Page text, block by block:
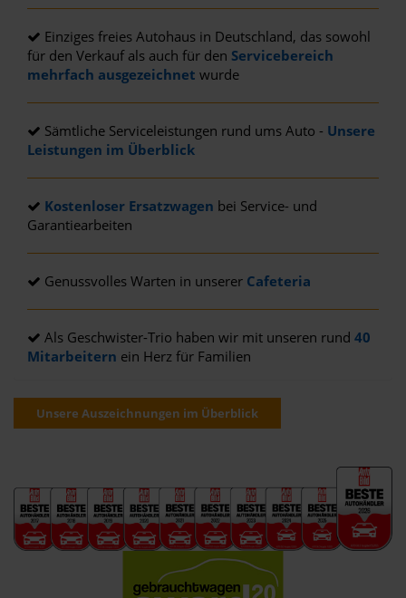
Einziges freies Autohaus in Deutschland, das sowohl
für den Verkauf als auch für den Servicebereich
mehrfach ausgezeichnet wurde
Sämtliche Serviceleistungen rund ums Auto - Unsere
Leistungen im Überblick
Kostenloser Ersatzwagen bei Service- und
Garantiearbeiten
Genussvolles Warten in unserer Cafeteria
Als Geschwister-Trio haben wir mit unseren rund 40
Mitarbeitern ein Herz für Familien
Unsere Auszeichnungen im Überblick